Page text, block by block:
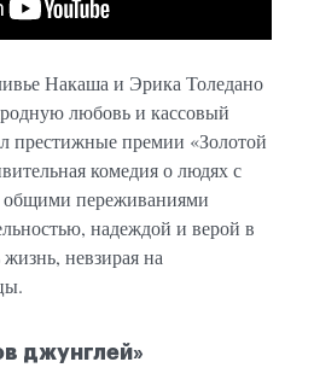
Накаша и Эрика Толедано
любовь и кассовый
престижные премии «Золотой
комедия о людях с
общими переживаниями
надеждой и верой в
невзирая на
джунглей»